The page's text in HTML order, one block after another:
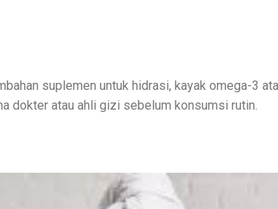
suplemen untuk hidrasi, kayak omega-3
dokter atau ahli gizi sebelum konsumsi rutin.